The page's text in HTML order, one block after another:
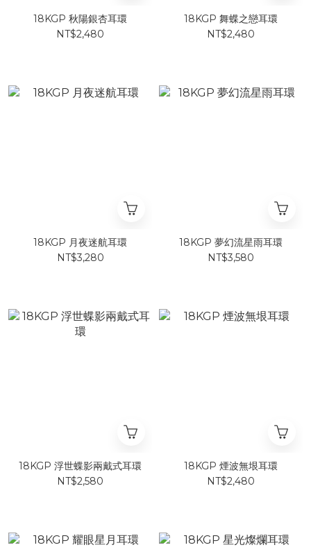
18KGP 秋陽銀杏耳環
NT$2,480
18KGP 舞蝶之戀耳環
NT$2,480
18KGP 月夜迷航耳環
NT$3,280
18KGP 夢幻流星雨耳環
NT$3,580
18KGP 浮世蝶影兩戴式耳環
NT$2,580
18KGP 煙波無垠耳環
NT$2,480